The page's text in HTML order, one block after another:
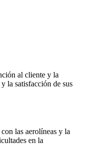
al cliente y la
la satisfacción de sus
las aerolíneas y la
en la